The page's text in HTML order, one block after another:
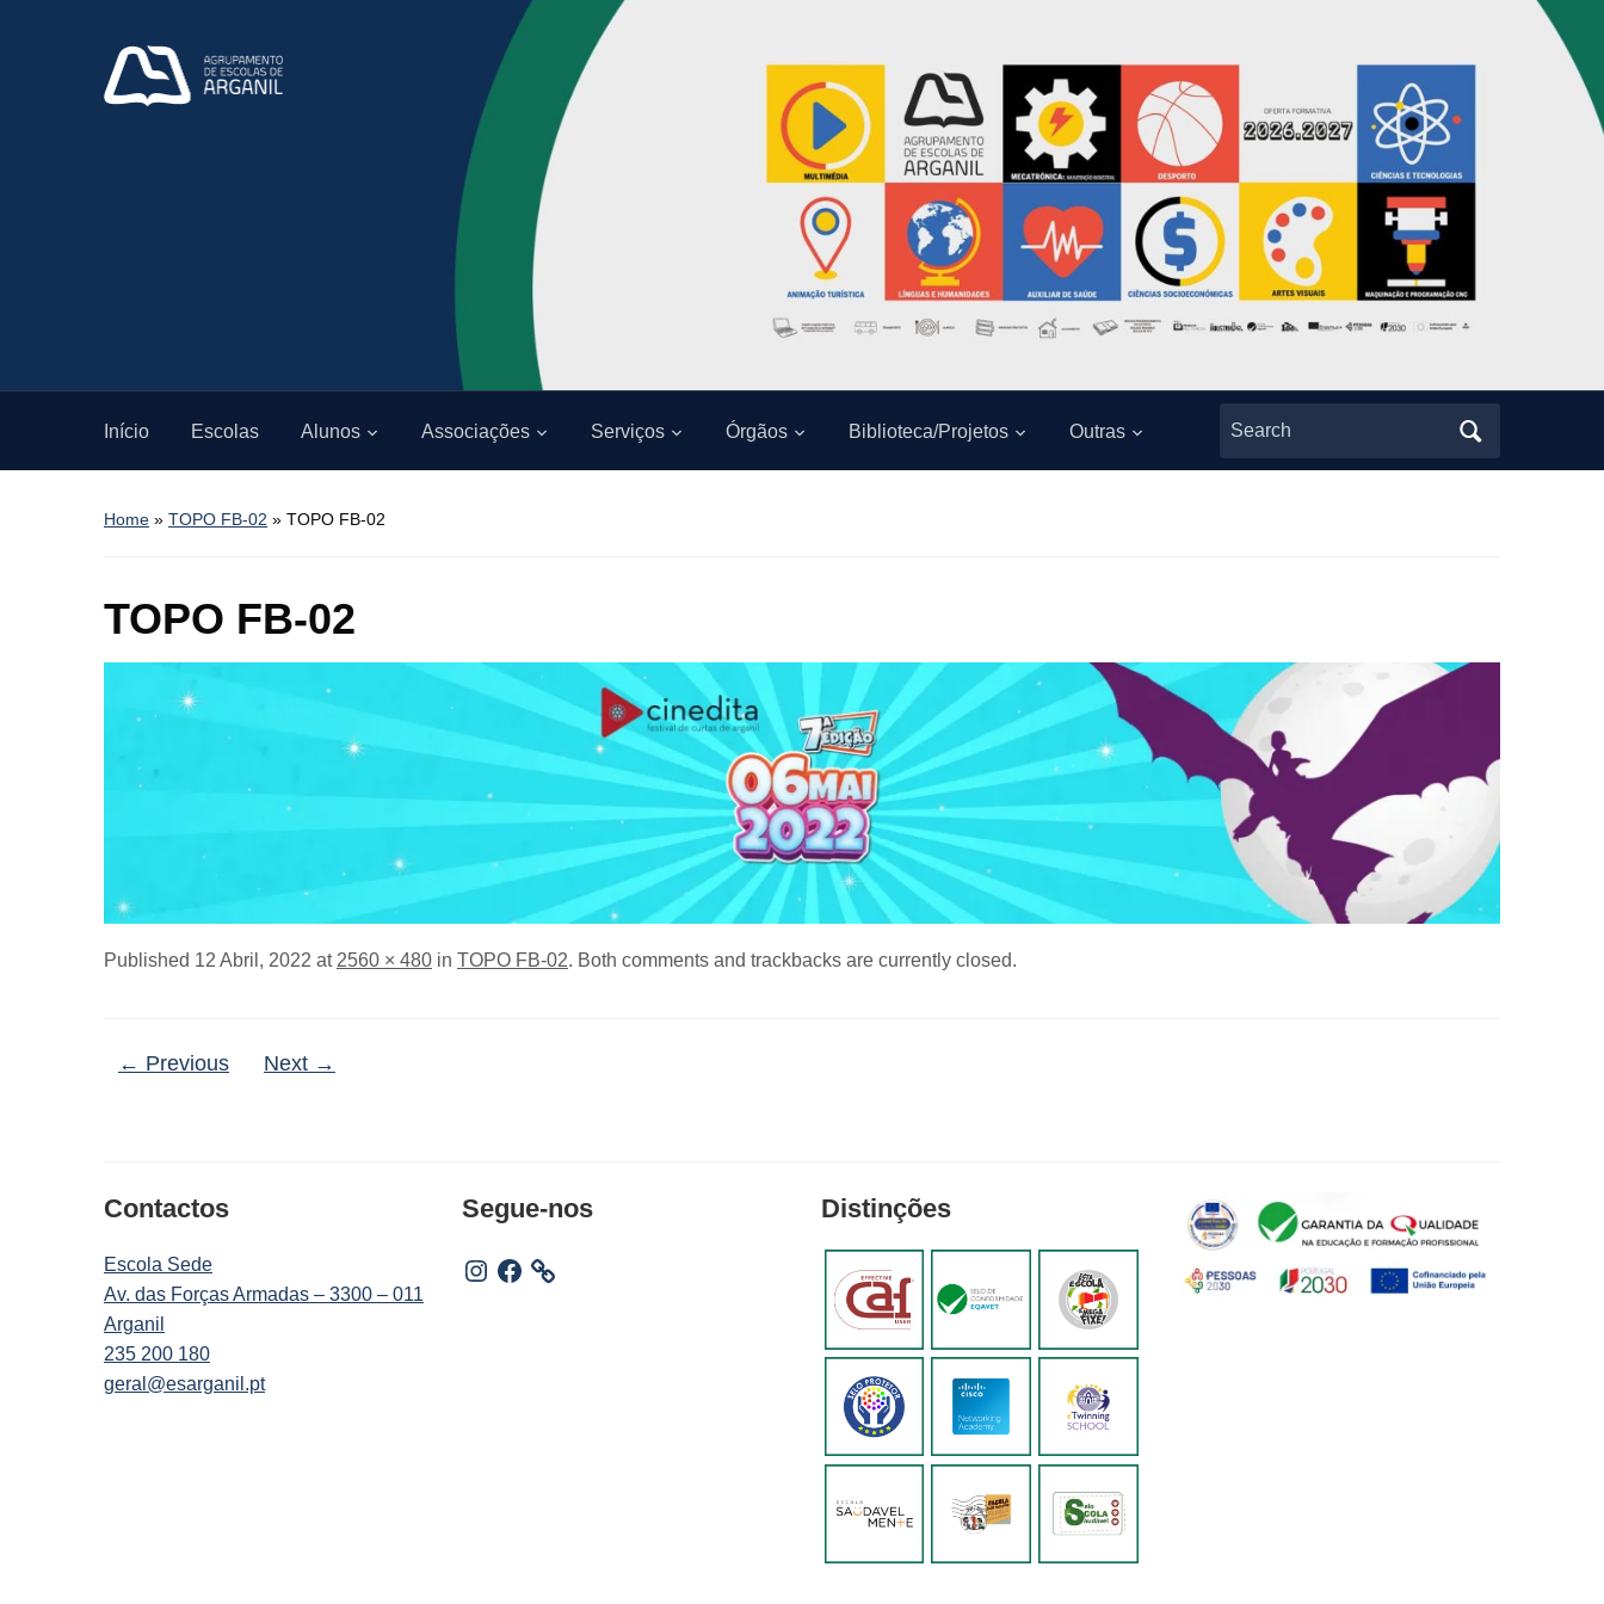
Início Escolas Alunos Associações Serviços Órgãos Biblioteca/Projetos Outras
Search
for:
Home » TOPO FB-02 » TOPO FB-02
TOPO FB-02
Published 12 Abril, 2022 at 2560 × 480 in TOPO FB-02. Both comments and trackbacks are currently closed.
← Previous Next →
Contactos
Escola Sede
Av. das Forças Armadas – 3300 – 011
Arganil
235 200 180
geral@esarganil.pt
Segue-nos
Instagram
Facebook
Distinções